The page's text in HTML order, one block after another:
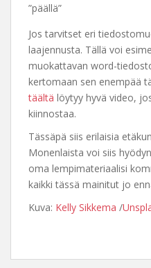
”päällä”
Jos tarvitset eri
laajennusta. Tällä voi
muokattavan word-
kertomaan sen enempää
täältä löytyy hyvä video,
kiinnostaa.
Tässäpä siis erilaisia
Monenlaista voi siis
oma lempimateriaalisi
kaikki tässä mainitut jo
Kuva: Kelly Sikkema /